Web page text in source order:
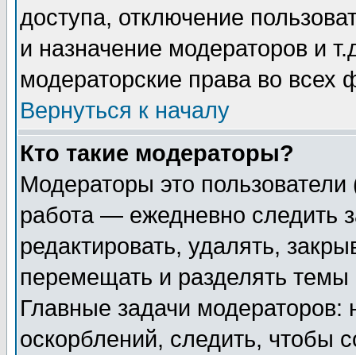
доступа, отключение
и назначение модераторов и
модераторские права во всех
Вернуться к началу
Кто такие модераторы?
Модераторы это
работа — ежедневно следить
редактировать, удалять,
перемещать и разделять
Главные задачи
оскорблений, следить, чтобы